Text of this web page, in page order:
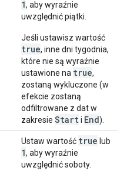
1, aby wyraźnie
uwzględnić piątki.
Jeśli ustawisz wartość
true, inne dni tygodnia,
które nie są wyraźnie
ustawione na true,
zostaną wykluczone (w
efekcie zostaną
odfiltrowane z dat w
zakresie Starti End).
Ustaw wartość true lub
1, aby wyraźnie
uwzględnić soboty.